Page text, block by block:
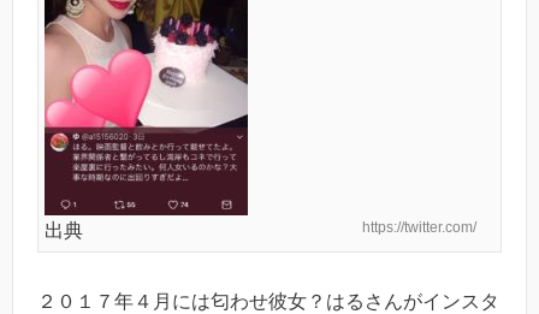
出典 https://twitter.com/
２０１７年４月には匂わせ彼女？はるさんがインスタ